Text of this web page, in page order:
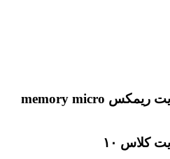
رم میکرو اس دی 8 گیگابایت ریمکس memory micro